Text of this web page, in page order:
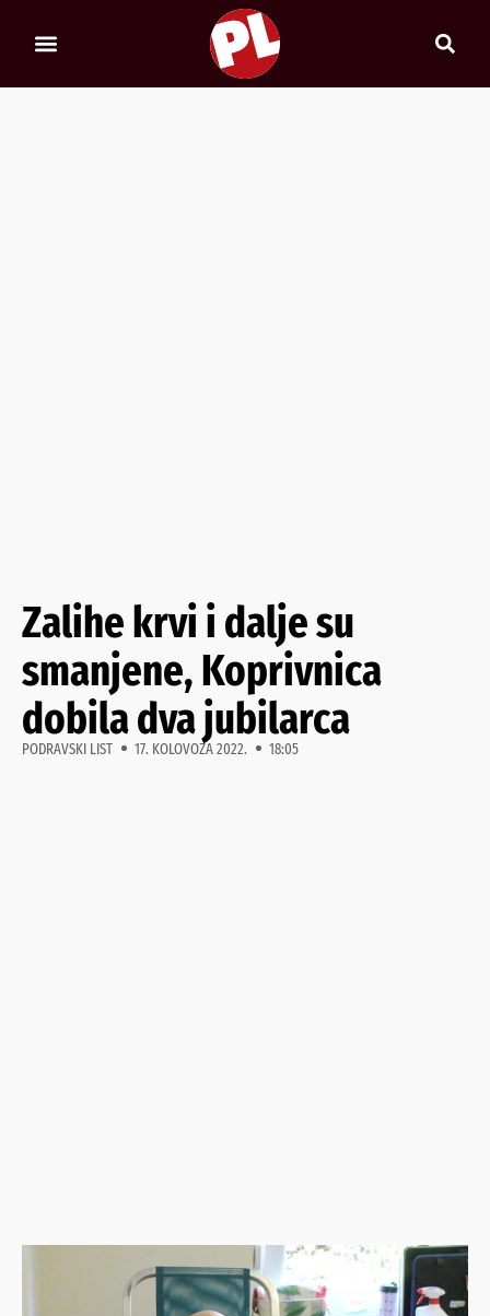
Zalihe krvi i dalje su
smanjene, Koprivnica
dobila dva jubilarca
PODRAVSKI LIST 17. KOLOVOZA 2022. 18:05